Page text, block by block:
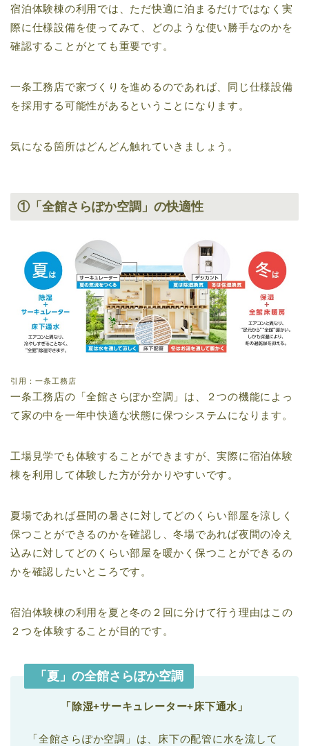
宿泊体験棟の利用では、ただ快適に泊まるだけではなく実
際に仕様設備を使ってみて、どのような使い勝手なのかを
確認することがとても重要です。
一条工務店で家づくりを進めるのであれば、同じ仕様設備
を採用する可能性があるということになります。
気になる箇所はどんどん触れていきましょう。
①「全館さらぽか空調」の快適性
引用：一条工務店
一条工務店の「全館さらぽか空調」は、２つの機能によっ
て家の中を一年中快適な状態に保つシステムになります。
工場見学でも体験することができますが、実際に宿泊体験
棟を利用して体験した方が分かりやすいです。
夏場であれば昼間の暑さに対してどのくらい部屋を涼しく
保つことができるのかを確認し、冬場であれば夜間の冷え
込みに対してどのくらい部屋を暖かく保つことができるの
かを確認したいところです。
宿泊体験棟の利用を夏と冬の２回に分けて行う理由はこの
２つを体験することが目的です。
「夏」の全館さらぽか空調
「除湿+サーキュレーター+床下通水」
「全館さらぽか空調」は、床下の配管に水を流して